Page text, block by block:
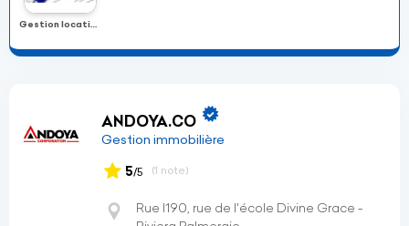
Gestion locative
ANDOYA.CO
Gestion immobilière
5/5 (1 note)
Rue I190, rue de l'école Divine Grace -